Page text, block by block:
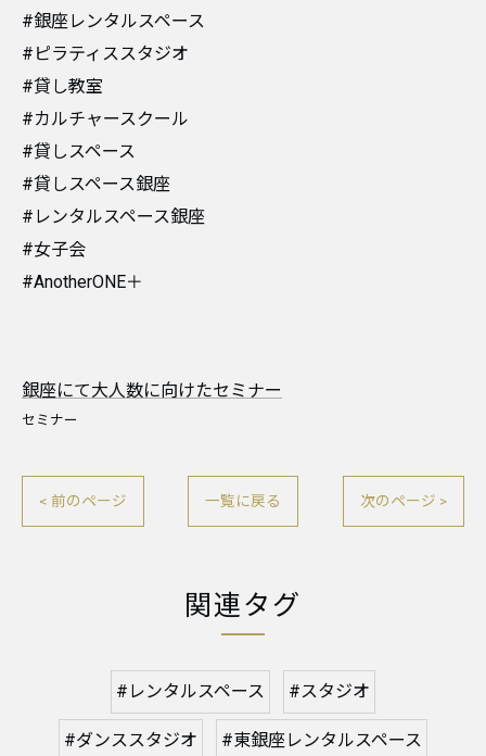
#銀座レンタルスペース
#ピラティススタジオ
#貸し教室
#カルチャースクール
#貸しスペース
#貸しスペース銀座
#レンタルスペース銀座
#女子会
#AnotherONE＋
銀座にて大人数に向けたセミナー
セミナー
< 前のページ 一覧に戻る 次のページ >
関連タグ
#レンタルスペース #スタジオ
#ダンススタジオ #東銀座レンタルスペース